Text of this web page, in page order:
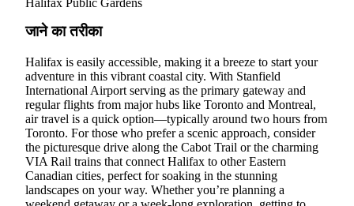
Halifax Public Gardens
जाने का तरीका
Halifax is easily accessible, making it a breeze to start your
adventure in this vibrant coastal city. With Stanfield
International Airport serving as the primary gateway and
regular flights from major hubs like Toronto and Montreal,
air travel is a quick option—typically around two hours from
Toronto. For those who prefer a scenic approach, consider
the picturesque drive along the Cabot Trail or the charming
VIA Rail trains that connect Halifax to other Eastern
Canadian cities, perfect for soaking in the stunning
landscapes on your way. Whether you’re planning a